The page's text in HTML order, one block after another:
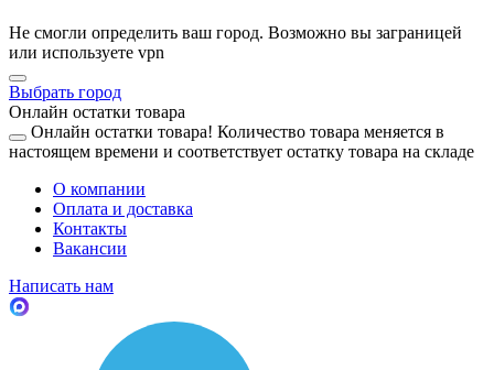
Не смогли определить ваш город. Возможно вы заграницей
или используете vpn
Выбрать город
Онлайн остатки товара
Онлайн остатки товара! Количество товара меняется в
настоящем времени и соответствует остатку товара на складе
О компании
Оплата и доставка
Контакты
Вакансии
Написать нам